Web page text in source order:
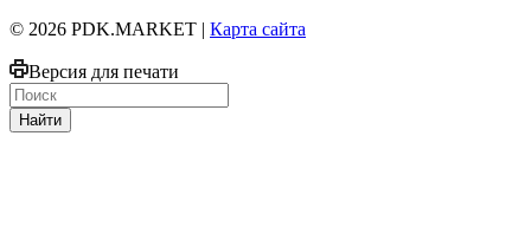
© 2026 PDK.MARKET | Карта сайта
Версия для печати
Найти